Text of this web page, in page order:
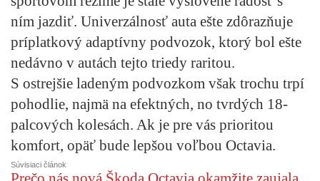
ním jazdiť. Univerzálnosť auta ešte zdôrazňuje
príplatkový adaptívny podvozok, ktorý bol ešte
nedávno v autách tejto triedy raritou.
S ostrejšie ladeným podvozkom však trochu trpí
pohodlie, najmä na efektných, no tvrdých 18-
palcových kolesách. Ak je pre vás prioritou
komfort, opäť bude lepšou voľbou Octavia.
Súvisiaci článok